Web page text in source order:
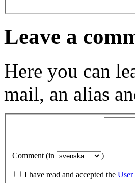
Leave a
Here you can
mail, an alias
Comment (in )
I have read and accepted the User